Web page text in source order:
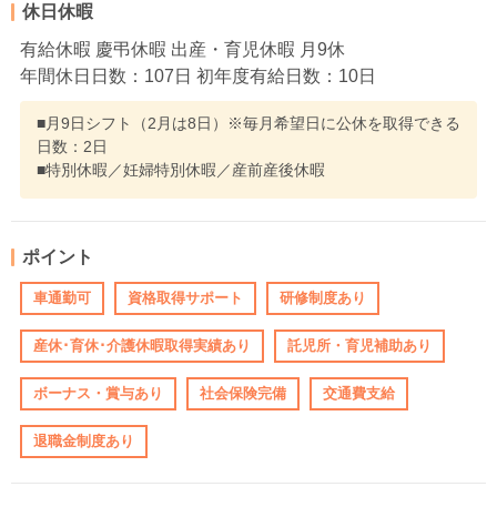
休日休暇
有給休暇 慶弔休暇 出産・育児休暇 月9休
年間休日日数：107日 初年度有給日数：10日
■月9日シフト（2月は8日）※毎月希望日に公休を取得できる
日数：2日
■特別休暇／妊婦特別休暇／産前産後休暇
ポイント
車通勤可 資格取得サポート 研修制度あり
産休･育休･介護休暇取得実績あり 託児所・育児補助あり
ボーナス・賞与あり 社会保険完備 交通費支給
退職金制度あり